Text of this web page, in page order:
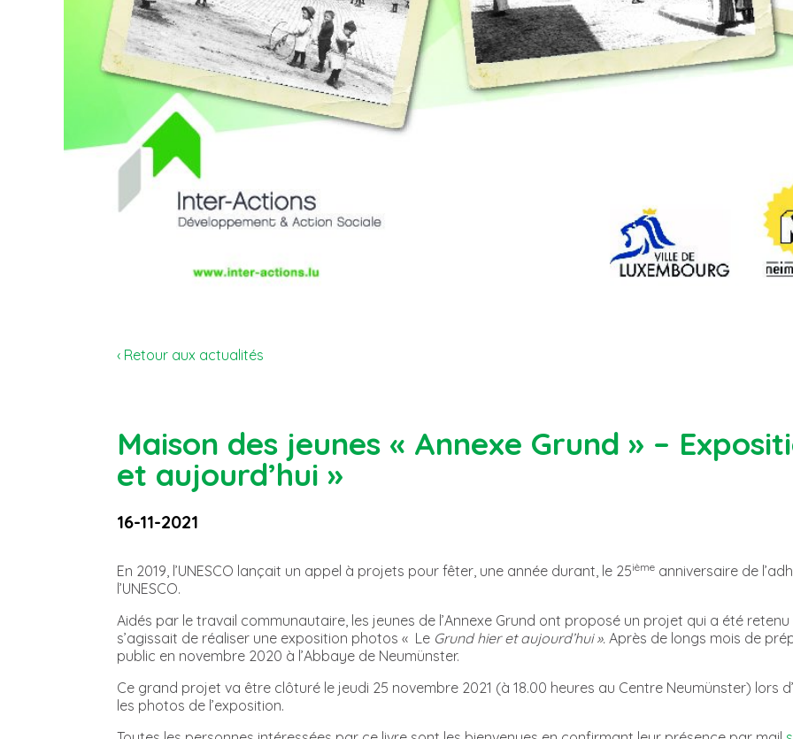
‹ Retour aux actualités
Maison des jeunes « Annexe Grund » –
et aujourd’hui »
16-11-2021
En 2019, l’UNESCO lançait un appel à projets pour fêter, une année durant, le 25ième anniversaire de
l’UNESCO.
Aidés par le travail communautaire, les jeunes de l’Annexe Grund ont proposé un projet qui a été
s’agissait de réaliser une exposition photos « Le Grund hier et aujourd’hui ». Après de longs mois de
public en novembre 2020 à l’Abbaye de Neumünster.
Ce grand projet va être clôturé le jeudi 25 novembre 2021 (à 18.00 heures au Centre Neumünster) lors
les photos de l’exposition.